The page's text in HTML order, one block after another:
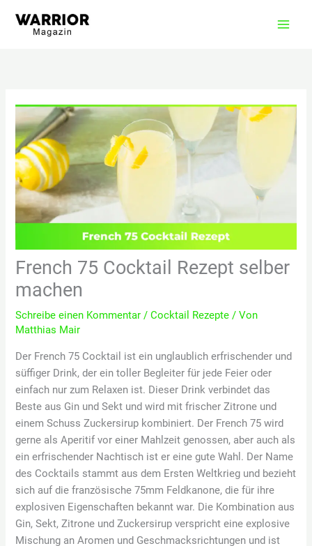
Inhalt
French 75 Cocktail Rezept selber
machen
Schreibe einen Kommentar /Cocktail Rezepte / Von
Matthias Mair
Der French 75 Cocktail ist ein unglaublich erfrischender und
süffiger Drink, der ein toller Begleiter für jede Feier oder
einfach nur zum Relaxen ist. Dieser Drink verbindet das
Beste aus Gin und Sekt und wird mit frischer Zitrone und
einem Schuss Zuckersirup kombiniert. Der French 75 wird
gerne als Aperitif vor einer Mahlzeit genossen, aber auch als
ein erfrischender Nachtisch ist er eine gute Wahl. Der Name
des Cocktails stammt aus dem Ersten Weltkrieg und bezieht
sich auf die französische 75mm Feldkanone, die für ihre
explosiven Eigenschaften bekannt war. Die Kombination aus
Gin, Sekt, Zitrone und Zuckersirup verspricht eine explosive
Mischung an Aromen und Geschmacksrichtungen und ist